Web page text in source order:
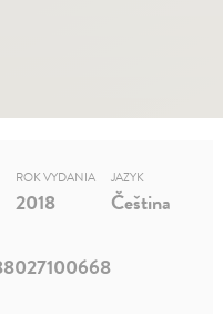
ROK VYDANIA
2018
JAZYK
Čeština